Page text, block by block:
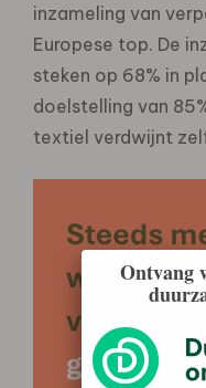
inzameling van
Europese top. De
steken op 68% in
doelstelling van
textiel verdwijnt
Ontvang